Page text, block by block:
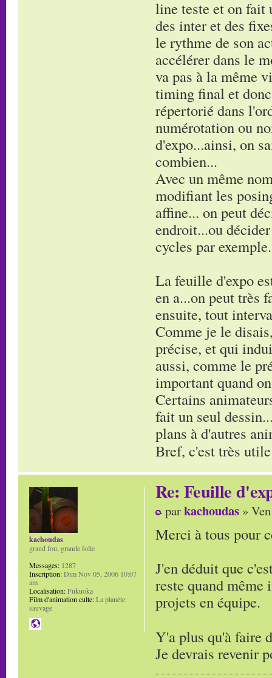
line teste et on fait
des inter et des
le rythme de son
accélérer dans le
va pas à la même
timing final et
répertorié dans
numérotation ou
d'expo...ainsi, on
combien...
Avec un même
modifiant les
affine... on peut
endroit...ou
cycles par
La feuille d'expo
en a...on peut très
ensuite, tout
Comme je le
précise, et qui
aussi, comme le
important quand
Certains
fait un seul
plans à d'autres
Bref, c'est très
Re: Feuille
parkachoudas »
Merci à tous pour
J'en déduit que
reste quand même
projets en équipe.
Y'a plus qu'à faire
Je devrais revenir
kachoudas
grand fou, grande folle
Messages: 1287
Inscription:Dim Nov 05, 2006 10:07
am
Localisation:Fukuoka
Film d'animation culte:La planète
sauvage